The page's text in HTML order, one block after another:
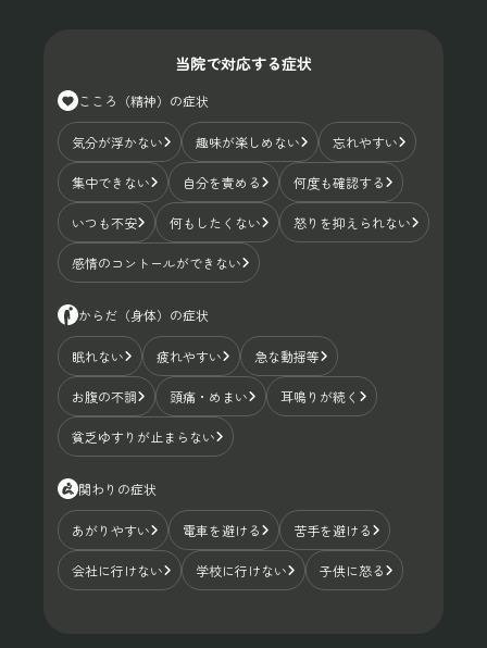
当院で対応する症状
こころ（精神）の症状
気分が浮かない 趣味が楽しめない 忘れやすい
集中できない 自分を責める 何度も確認する
いつも不安 何もしたくない 怒りを抑えられない
感情のコントールができない
からだ（身体）の症状
眠れない 疲れやすい 急な動揺等
お腹の不調 頭痛・めまい 耳鳴りが続く
貧乏ゆすりが止まらない
関わりの症状
あがりやすい 電車を避ける 苦手を避ける
会社に行けない 学校に行けない 子供に怒る